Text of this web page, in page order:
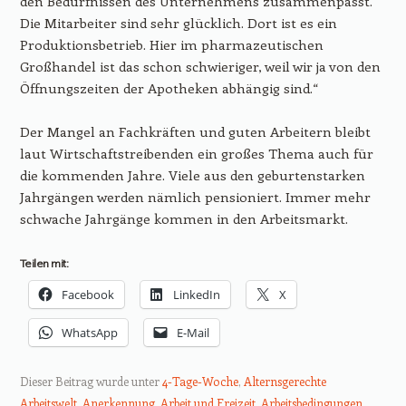
Die Mitarbeiter sind sehr glücklich. Dort ist es ein
Produktionsbetrieb. Hier im pharmazeutischen
Großhandel ist das schon schwieriger, weil wir ja von den
Öffnungszeiten der Apotheken abhängig sind.“
Der Mangel an Fachkräften und guten Arbeitern bleibt
laut Wirtschaftstreibenden ein großes Thema auch für
die kommenden Jahre. Viele aus den geburtenstarken
Jahrgängen werden nämlich pensioniert. Immer mehr
schwache Jahrgänge kommen in den Arbeitsmarkt.
Teilen mit:
Facebook LinkedIn X
WhatsApp E-Mail
Dieser Beitrag wurde unter4-Tage-Woche, Alternsgerechte
Arbeitswelt, Anerkennung, Arbeit und Freizeit, Arbeitsbedingungen